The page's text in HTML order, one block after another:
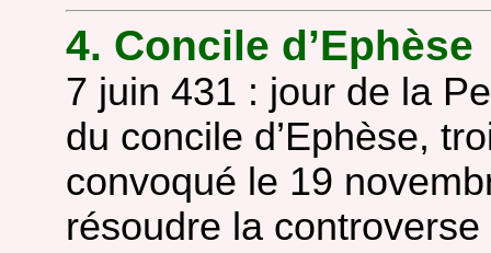
4. Concile d’Ephèse
7 juin 431 : jour de la
du concile d’Ephèse,
convoqué le 19
résoudre la